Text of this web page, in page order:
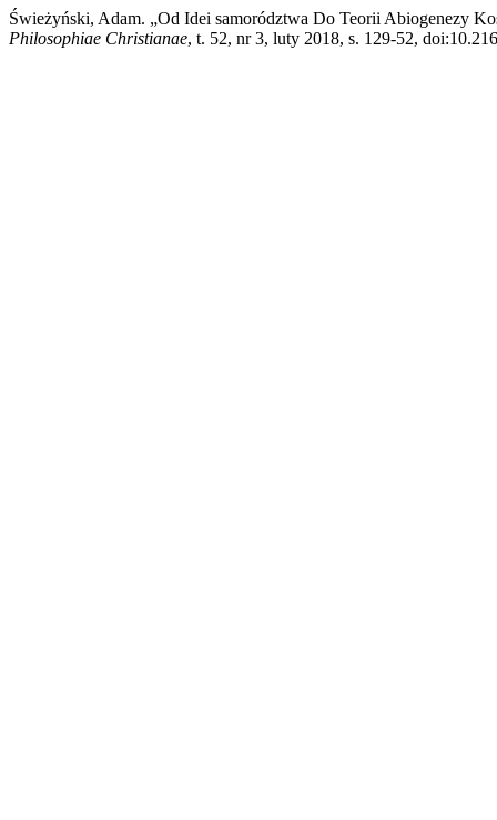
Świeżyński, Adam. „Od Idei samorództwa Do Teorii Abiogenezy
Philosophiae Christianae, t. 52, nr 3, luty 2018, s. 129-52,